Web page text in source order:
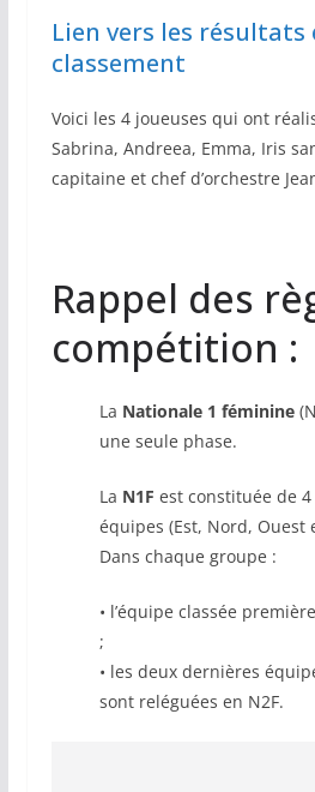
Lien vers les résultats
classement
Voici les 4 joueuses qui ont
Sabrina, Andreea, Emma, Iris
capitaine et chef d’orchestre
Rappel des
compétition :
La Nationale 1 féminine
une seule phase.
La N1F est constituée de
équipes (Est, Nord, Ouest
Dans chaque groupe :
• l’équipe classée
;
• les deux dernières
sont reléguées en N2F.